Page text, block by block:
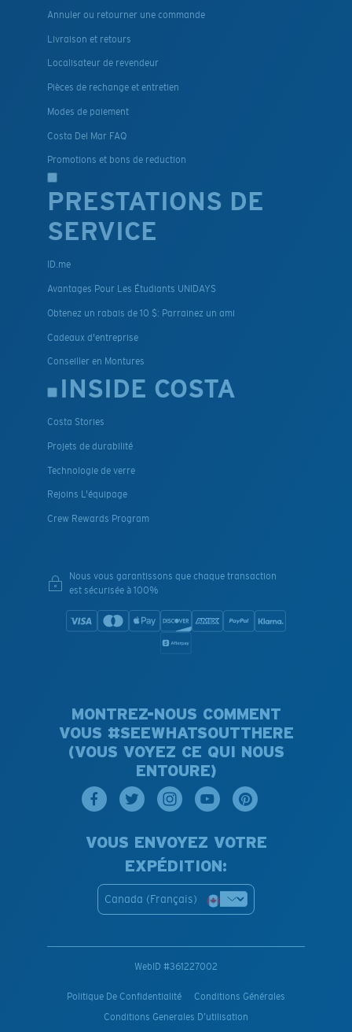
Annuler ou retourner une commande
Livraison et retours
Localisateur de revendeur
Pièces de rechange et entretien
Modes de paiement
Costa Del Mar FAQ
Promotions et bons de reduction
PRESTATIONS DE
SERVICE
ID.me
Avantages Pour Les Étudiants UNIDAYS
Obtenez un rabais de 10 $: Parrainez un ami
Cadeaux d'entreprise
Conseiller en Montures
INSIDE COSTA
Costa Stories
Projets de durabilité
Technologie de verre
Rejoins L'équipage
Crew Rewards Program
Nous vous garantissons que chaque transaction
est sécurisée à 100%
MONTREZ-NOUS COMMENT
VOUS #SEEWHATSOUTTHERE
(VOUS VOYEZ CE QUI NOUS
ENTOURE)
VOUS ENVOYEZ VOTRE
EXPÉDITION:
Canada (Français)
WebID #361227002
Politique De Confidentialité
Conditions Générales
Conditions Generales D’utilisation